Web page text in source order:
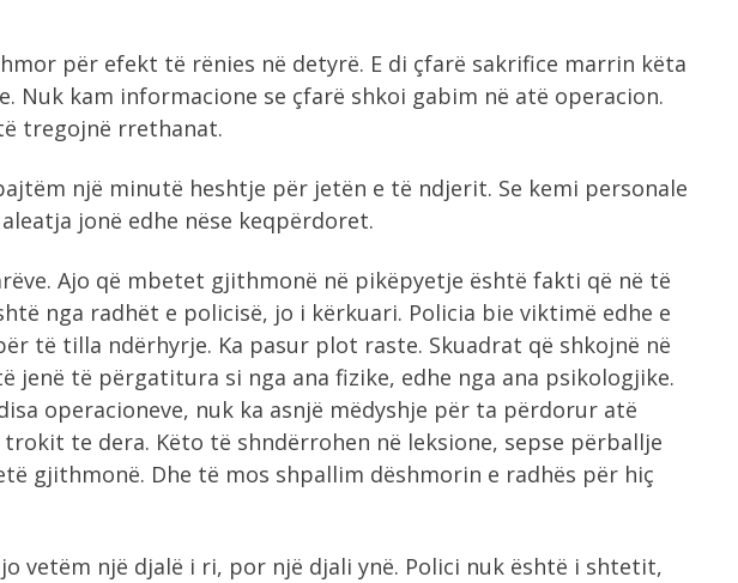
për efekt të rënies në detyrë. E di çfarë sakrifice marrin këta
Nuk kam informacione se çfarë shkoi gabim në atë operacion.
tregojnë rrethanat.
një minutë heshtje për jetën e të ndjerit. Se kemi personale
jonë edhe nëse keqpërdoret.
Ajo që mbetet gjithmonë në pikëpyetje është fakti që në të
nga radhët e policisë, jo i kërkuari. Policia bie viktimë edhe e
të tilla ndërhyrje. Ka pasur plot raste. Skuadrat që shkojnë në
jenë të përgatitura si nga ana fizike, edhe nga ana psikologjike.
operacioneve, nuk ka asnjë mëdyshje për ta përdorur atë
te dera. Këto të shndërrohen në leksione, sepse përballje
gjithmonë. Dhe të mos shpallim dëshmorin e radhës për hiç
vetëm një djalë i ri, por një djali ynë. Polici nuk është i shtetit,